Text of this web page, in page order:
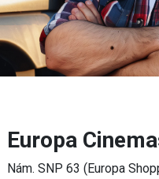
Europa
Nám. SNP 63 (Europa